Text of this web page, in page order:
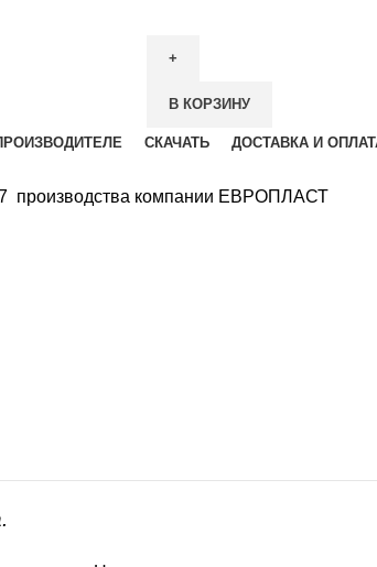
В КОРЗИНУ
СКАЧАТЬ ДОСТАВКА И
производства компании ЕВРОПЛАСТ